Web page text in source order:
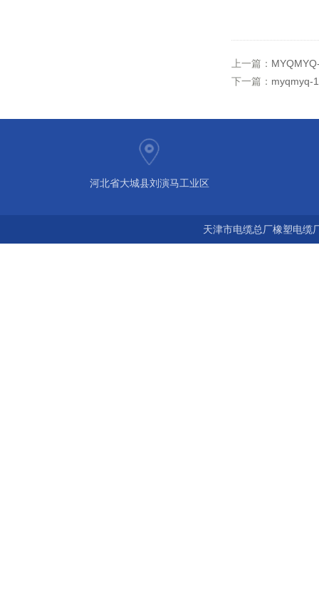
上一篇：
下一篇： myqmyq-
河北省大城县刘演马工业区
天津市电缆总厂橡塑电